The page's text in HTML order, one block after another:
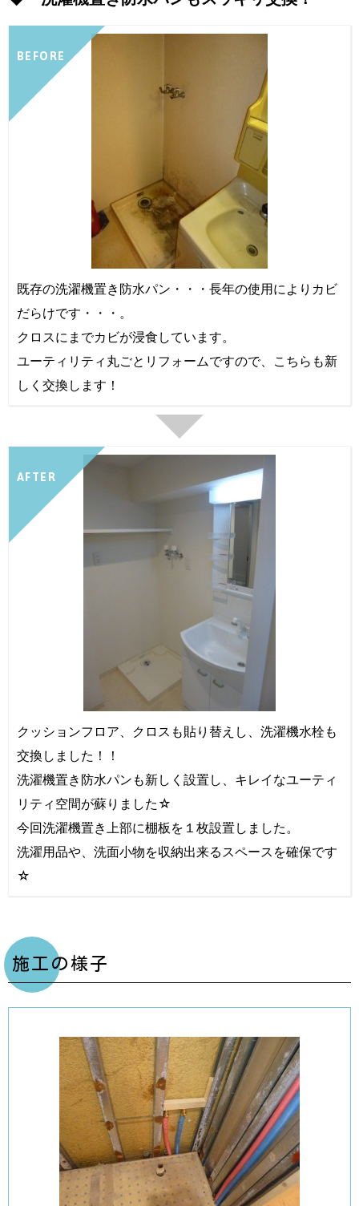
BEFORE
既存の洗濯機置き防水パン・・・長年の使用によりカビ
だらけです・・・。
クロスにまでカビが浸食しています。
ユーティリティ丸ごとリフォームですので、こちらも新
しく交換します！
AFTER
クッションフロア、クロスも貼り替えし、洗濯機水栓も
交換しました！！
洗濯機置き防水パンも新しく設置し、キレイなユーティ
リティ空間が蘇りました☆
今回洗濯機置き上部に棚板を１枚設置しました。
洗濯用品や、洗面小物を収納出来るスペースを確保です
☆
施工の様子